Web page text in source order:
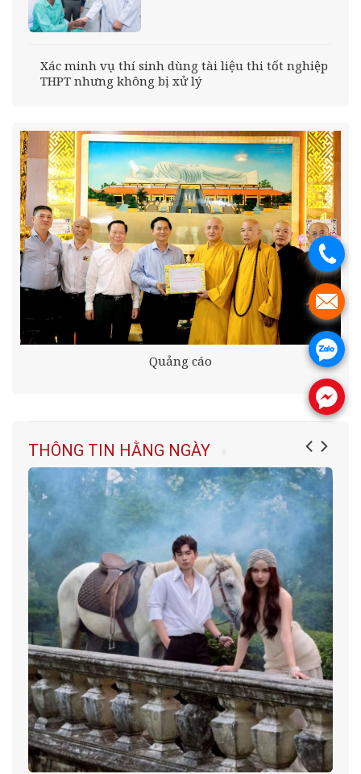
Xác minh vụ thí sinh dùng tài liệu thi tốt nghiệp
THPT nhưng không bị xử lý
Quảng cáo
THÔNG TIN HẰNG NGÀY
.
.
.
.